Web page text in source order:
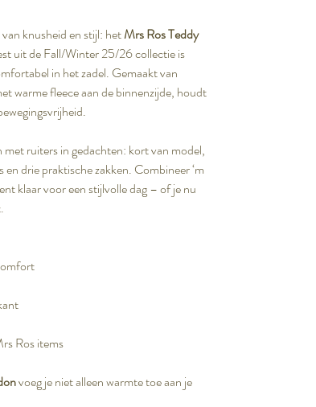
knusheid en stijl: hetMrs Ros Teddy
uit de Fall/Winter 25/26 collectie is
in het zadel. Gemaakt van
warme fleece aan de binnenzijde, houdt
ruiters in gedachten: kort van model,
drie praktische zakken. Combineer ‘m
klaar voor een stijlvolle dag – of je nu
Ros items
voeg je niet alleen warmte toe aan je